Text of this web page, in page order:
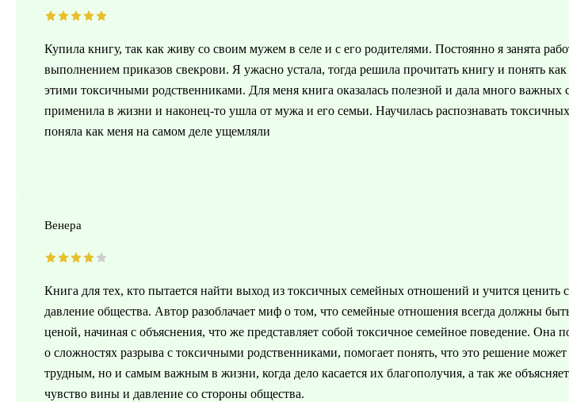
Купила книгу, так как живу со своим мужем в селе и с его родителями. Постоянно я занята
выполнением приказов свекрови. Я ужасно устала, тогда решила прочитать книгу и понять как
этими токсичными родственниками. Для меня книга оказалась полезной и дала много важных
применила в жизни и наконец-то ушла от мужа и его семьи. Научилась распознавать
поняла как меня на самом деле ущемляли
Венера
Книга для тех, кто пытается найти выход из токсичных семейных отношений и учится ценить
давление общества. Автор разоблачает миф о том, что семейные отношения всегда должны
ценой, начиная с объяснения, что же представляет собой токсичное семейное поведение. Она
о сложностях разрыва с токсичными родственниками, помогает понять, что это решение
трудным, но и самым важным в жизни, когда дело касается их благополучия, а так же
чувство вины и давление со стороны общества.